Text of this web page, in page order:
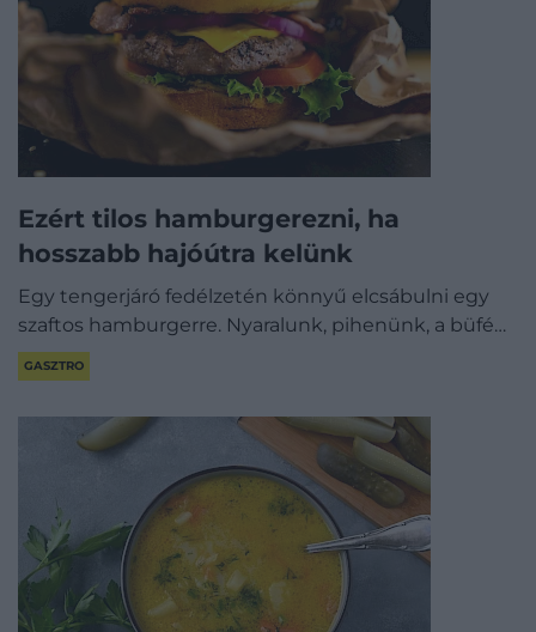
Ezért tilos hamburgerezni, ha
hosszabb hajóútra kelünk
Egy tengerjáró fedélzetén könnyű elcsábulni egy
szaftos hamburgerre. Nyaralunk, pihenünk, a büfé…
GASZTRO